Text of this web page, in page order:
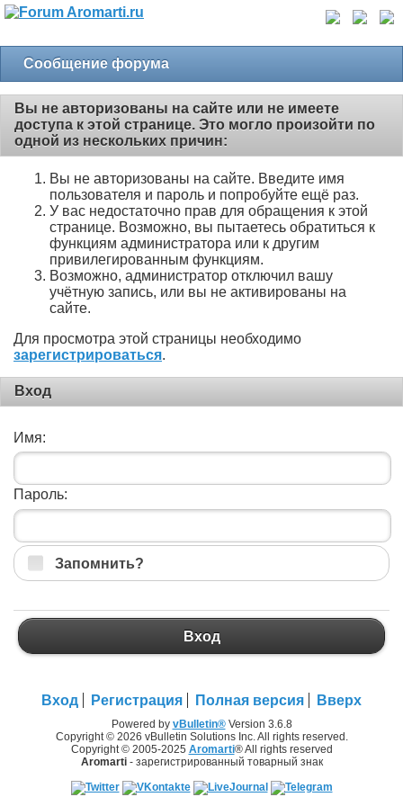
Сообщение форума
Вы не авторизованы на сайте или не имеете
доступа к этой странице. Это могло произойти по
одной из нескольких причин:
Вы не авторизованы на сайте. Введите имя
пользователя и пароль и попробуйте ещё раз.
У вас недостаточно прав для обращения к этой
странице. Возможно, вы пытаетесь обратиться к
функциям администратора или к другим
привилегированным функциям.
Возможно, администратор отключил вашу
учётную запись, или вы не активированы на
сайте.
Для просмотра этой страницы необходимо
зарегистрироваться.
Вход
Имя:
Пароль:
Запомнить?
Вход
Вход Регистрация Полная версия Вверх
Powered by vBulletin®Version 3.6.8
Copyright © 2026 vBulletin Solutions Inc. All rights reserved.
Copyright © 2005-2025 Aromarti® All rights reserved
Aromarti- зарегистрированный товарный знак